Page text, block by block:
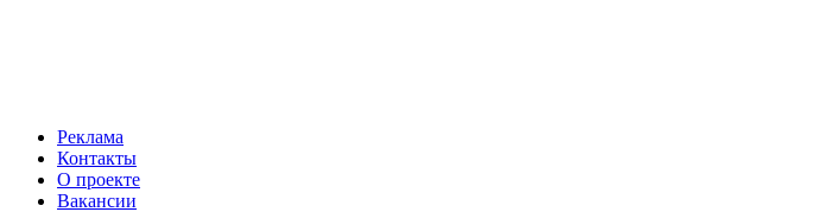
Реклама
Контакты
О проекте
Вакансии